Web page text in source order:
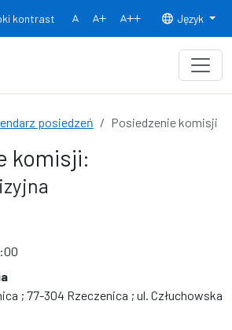
kontrast
Normalny rozmiar czcionki
Rozmiar czcionki 150% Rozmiar
Język
posiedzeń Posiedzenie komisji
komisji:
; 77-304 Rzeczenica ; ul. Człuchowska